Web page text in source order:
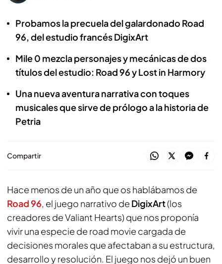
Probamos la precuela del galardonado Road
96, del estudio francés DigixArt
Mile 0 mezcla personajes y mecánicas de dos
títulos del estudio: Road 96 y Lost in Harmory
Una nueva aventura narrativa con toques
musicales que sirve de prólogo a la historia de
Petria
Compartir
Hace menos de un año que os hablábamos de
Road 96, el juego narrativo de DigixArt(los
creadores de Valiant Hearts) que nos proponía
vivir una especie de road movie cargada de
decisiones morales que afectaban a su estructura,
desarrollo y resolución. El juego nos dejó un buen